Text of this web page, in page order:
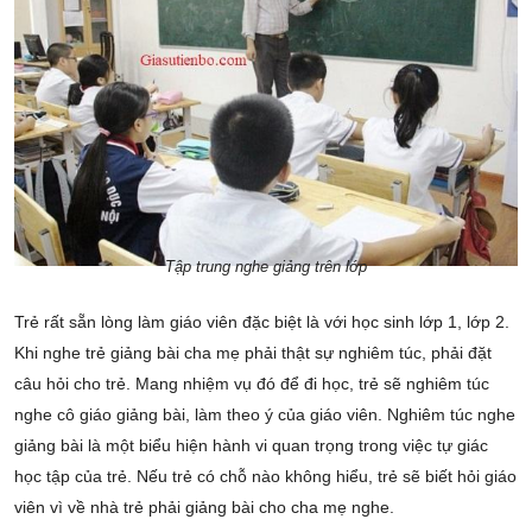
Tập trung nghe giảng trên lớp
Trẻ rất sẵn lòng làm giáo viên đặc biệt là với học sinh lớp 1, lớp 2.
Khi nghe trẻ giảng bài cha mẹ phải thật sự nghiêm túc, phải đặt
câu hỏi cho trẻ. Mang nhiệm vụ đó để đi học, trẻ sẽ nghiêm túc
nghe cô giáo giảng bài, làm theo ý của giáo viên. Nghiêm túc nghe
giảng bài là một biểu hiện hành vi quan trọng trong việc tự giác
học tập của trẻ. Nếu trẻ có chỗ nào không hiểu, trẻ sẽ biết hỏi giáo
viên vì về nhà trẻ phải giảng bài cho cha mẹ nghe.